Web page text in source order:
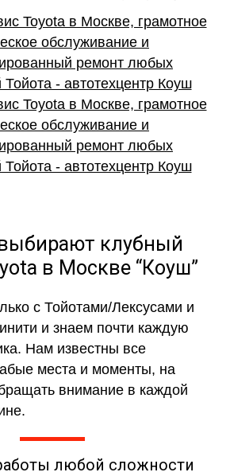
клубный
в Москве “Коуш”
с Тойотами/Лексусами и
и знаем почти каждую
Нам известны все
места и моменты, на
внимание в каждой
любой сложности